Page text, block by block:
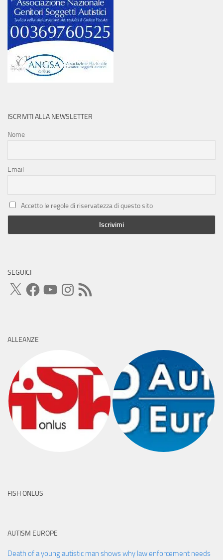
ISCRIVITI ALLA NEWSLETTER
Nome
Email
Accetto le regole di riservatezza di questo sito
SEGUICI
X FacebookYouTubeInstagram
Feed
RSS
ALLEANZE
FISH ONLUS
AUTISM EUROPE
Death of a young autistic man shows why law enforcement needs